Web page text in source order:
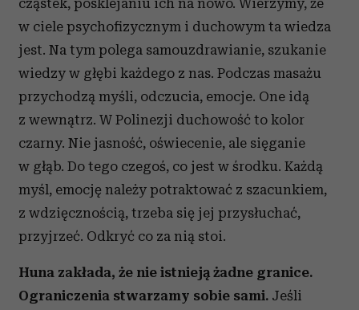
cząstek, posklejaniu ich na nowo. Wierzymy, że
w ciele psychofizycznym i duchowym ta wiedza
jest. Na tym polega samouzdrawianie, szukanie
wiedzy w głębi każdego z nas. Podczas masażu
przychodzą myśli, odczucia, emocje. One idą
z wewnątrz. W Polinezji duchowość to kolor
czarny. Nie jasność, oświecenie, ale sięganie
w głąb. Do tego czegoś, co jest w środku. Każdą
myśl, emocję należy potraktować z szacunkiem,
z wdzięcznością, trzeba się jej przysłuchać,
przyjrzeć. Odkryć co za nią stoi.
Huna zakłada, że nie istnieją żadne granice.
Ograniczenia stwarzamy sobie sami. Jeśli